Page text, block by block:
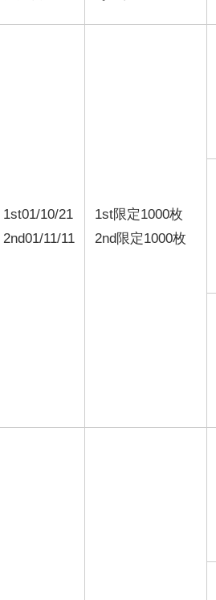
1st01/10/21
2nd01/11/11
1st限定1000枚
2nd限定1000枚